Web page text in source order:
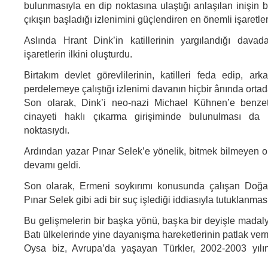
bulunmasıyla en dip noktasına ulaştığı anlaşılan inişin
çıkışın başladığı izlenimini güçlendiren en önemli
Aslında Hrant Dink’in katillerinin yargılandığı
işaretlerin ilkini oluşturdu.
Birtakım devlet görevlilerinin, katilleri feda edip,
perdelemeye çalıştığı izlenimi davanın hiçbir ânında
Son olarak, Dink’i neo-nazi Michael Kühnen’e
cinayeti haklı çıkarma girişiminde bulunulması
noktasıydı.
Ardından yazar Pınar Selek’e yönelik, bitmek bilmeyen
devamı geldi.
Son olarak, Ermeni soykırımı konusunda çalışan
Pınar Selek gibi adi bir suç işlediği iddiasıyla
Bu gelişmelerin bir başka yönü, başka bir deyişle
Batı ülkelerinde yine dayanışma hareketlerinin patlak
Oysa biz, Avrupa’da yaşayan Türkler, 2002-2003